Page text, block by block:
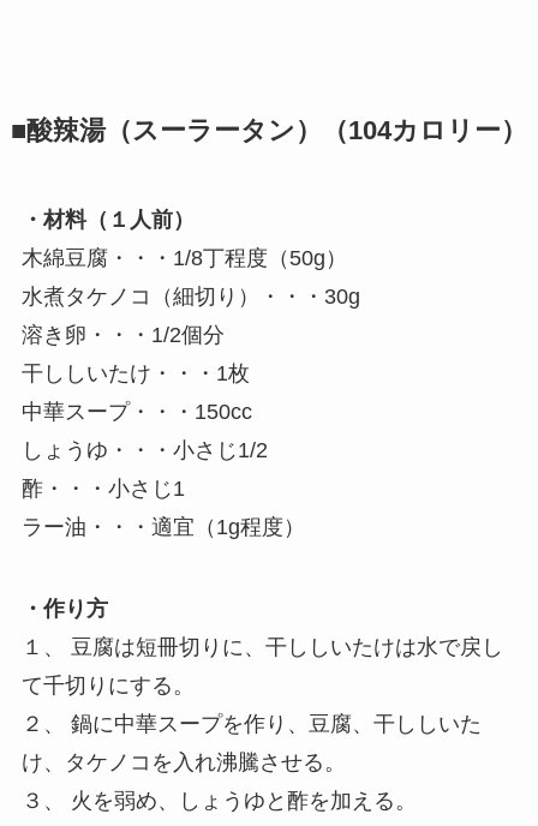
■酸辣湯（スーラータン）（104カロリー）
・材料（１人前）
木綿豆腐・・・1/8丁程度（50g）
水煮タケノコ（細切り）・・・30g
溶き卵・・・1/2個分
干ししいたけ・・・1枚
中華スープ・・・150cc
しょうゆ・・・小さじ1/2
酢・・・小さじ1
ラー油・・・適宜（1g程度）
・作り方
１、 豆腐は短冊切りに、干ししいたけは水で戻し
て千切りにする。
２、 鍋に中華スープを作り、豆腐、干ししいた
け、タケノコを入れ沸騰させる。
３、 火を弱め、しょうゆと酢を加える。